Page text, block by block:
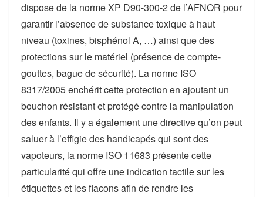
dispose de la norme XP D90-300-2 de l’AFNOR pour
garantir l’absence de substance toxique à haut
niveau (toxines, bisphénol A, …) ainsi que des
protections sur le matériel (présence de compte-
gouttes, bague de sécurité). La norme ISO
8317/2005 enchérit cette protection en ajoutant un
bouchon résistant et protégé contre la manipulation
des enfants. Il y a également une directive qu’on peut
saluer à l’effigie des handicapés qui sont des
vapoteurs, la norme ISO 11683 présente cette
particularité qui offre une indication tactile sur les
étiquettes et les flacons afin de rendre les